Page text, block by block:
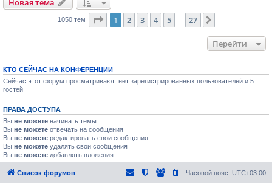
б
р
е
Новая тема
1050 тем Страница из 27
1 2 3 4 5 27
Перейти
КТО СЕЙЧАС НА КОНФЕРЕНЦИИ
Сейчас этот форум просматривают: нет зарегистрированных пользователей и 5
гостей
ПРАВА ДОСТУПА
Вы не можете начинать темы
Вы не можете отвечать на сообщения
Вы не можете редактировать свои сообщения
Вы не можете удалять свои сообщения
Вы не можете добавлять вложения
Список форумов Часовой пояс: UTC+03:00